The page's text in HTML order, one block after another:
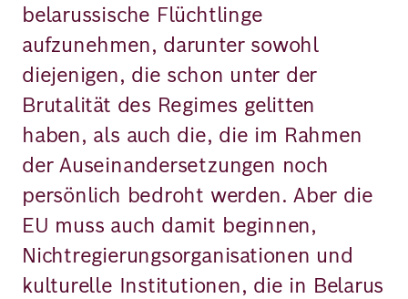
belarussische Flüchtlinge
aufzunehmen, darunter sowohl
diejenigen, die schon unter der
Brutalität des Regimes gelitten
haben, als auch die, die im Rahmen
der Auseinandersetzungen noch
persönlich bedroht werden. Aber die
EU muss auch damit beginnen,
Nichtregierungsorganisationen und
kulturelle Institutionen, die in Belarus